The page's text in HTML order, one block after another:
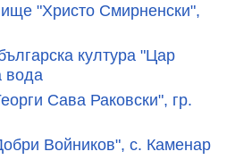
"Христо Смирненски",
култура "Цар
вода
Сава Раковски", гр.
Войников", с. Каменар